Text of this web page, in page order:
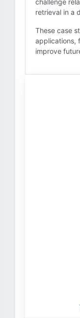
challenge
retrieval in a
These case
applications,
improve